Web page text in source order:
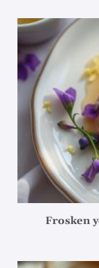
Frosken